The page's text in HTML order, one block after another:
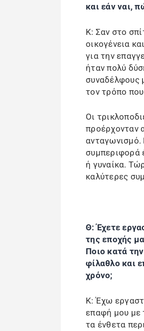
και εάν ναι,
Κ: Σαν στο
οικογένεια
για την
ήταν πολύ
συναδέλφους
τον τρόπο
Οι
προέρχονταν
συμπεριφορά
ή γυναίκα.
καλύτερες
Θ: Έχετε
της εποχής
Ποιο κατά
φίλαθλο και
χρόνο;
Κ: Έχω
επαφή μου με
τα ένθετα